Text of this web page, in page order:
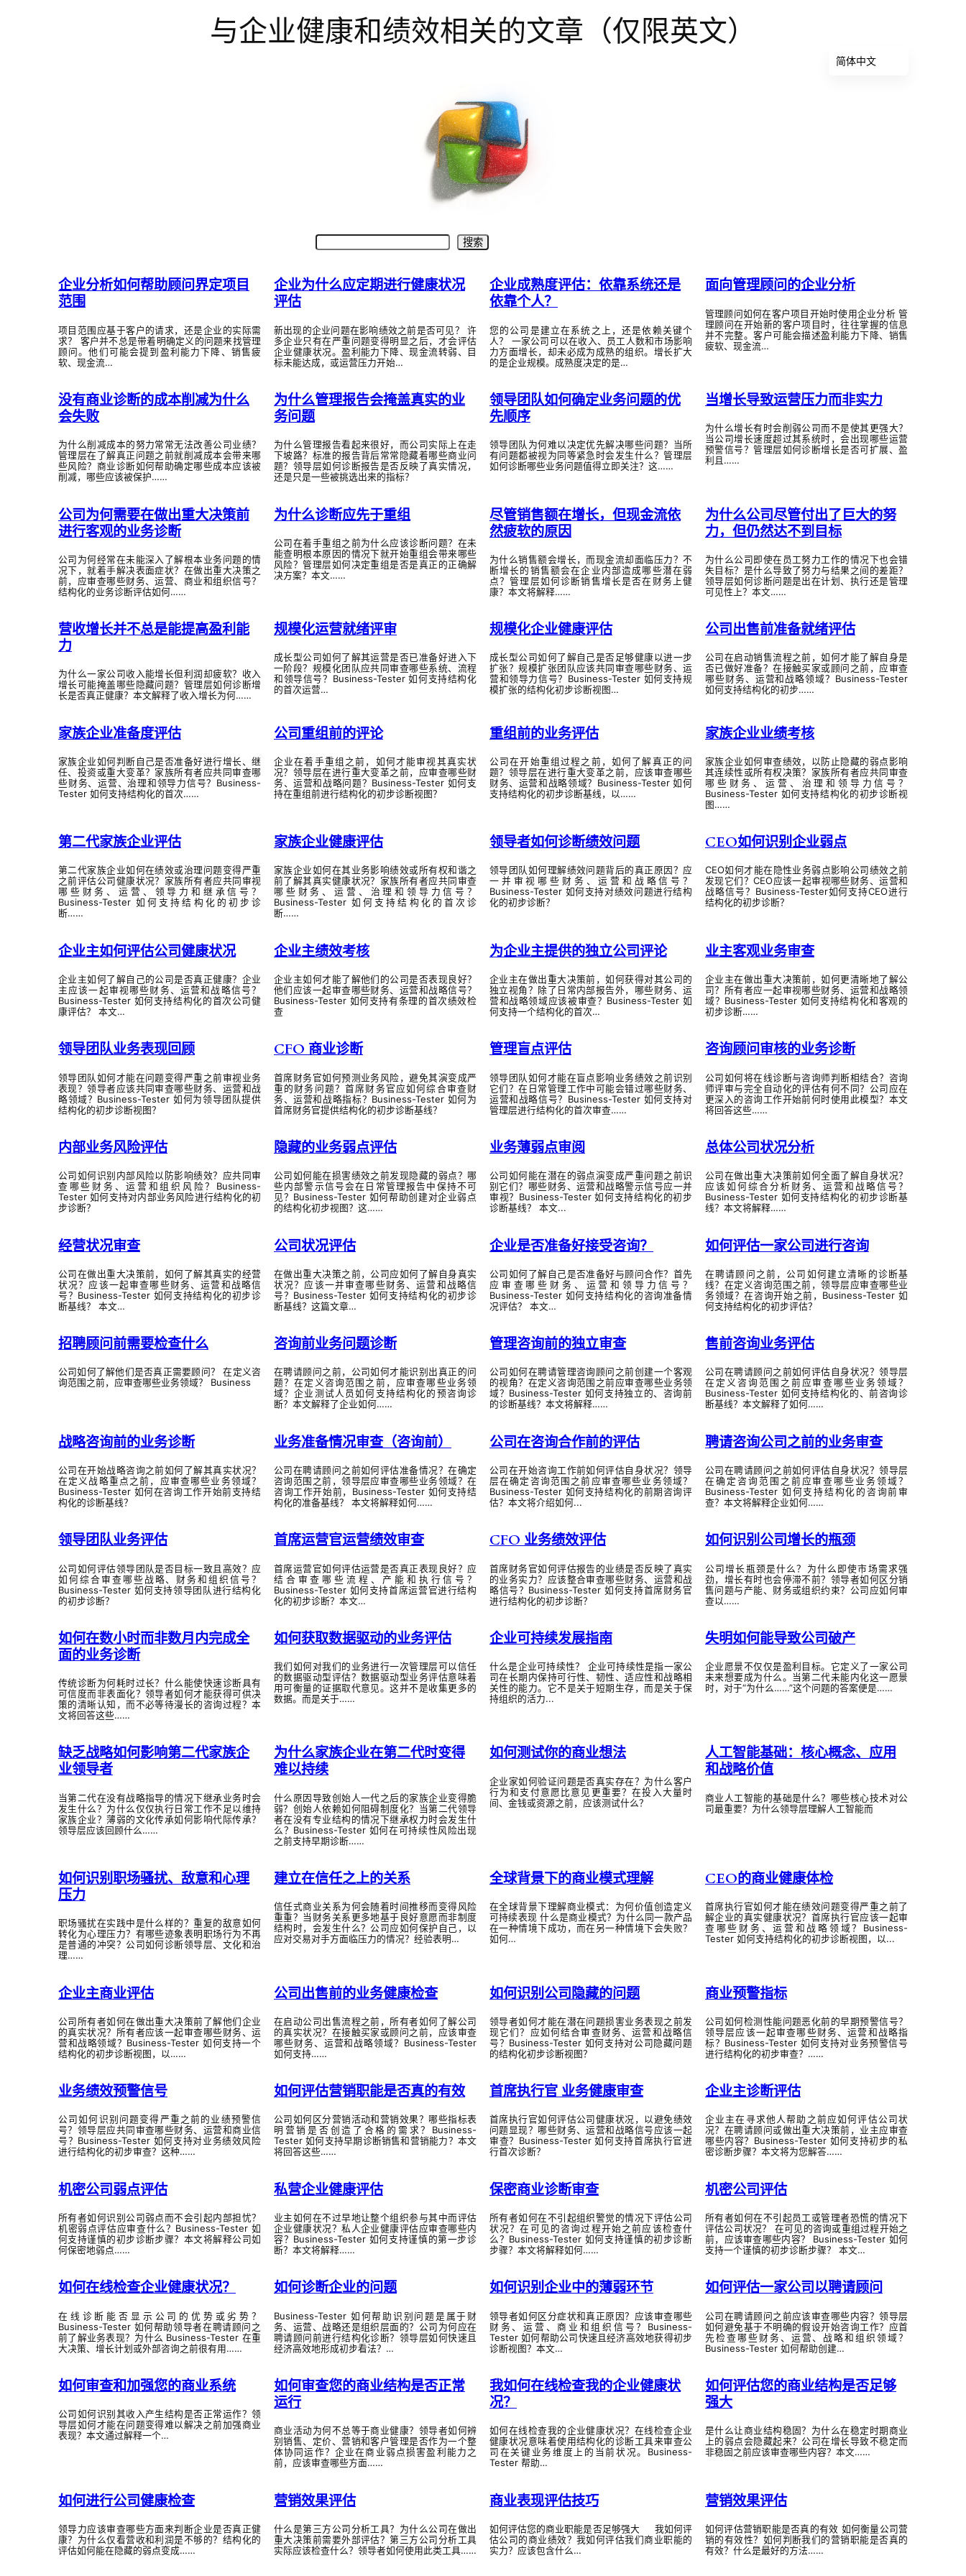
与企业健康和绩效相关的文章（仅限英文）
搜索
企业分析如何帮助顾问界定项目
范围
项目范围应基于客户的请求，还是企业的实际需
求？ 客户并不总是带着明确定义的问题来找管理
顾问。他们可能会提到盈利能力下降、销售疲
软、现金流…
企业为什么应定期进行健康状况
评估
新出现的企业问题在影响绩效之前是否可见？ 许
多企业只有在严重问题变得明显之后，才会评估
企业健康状况。盈利能力下降、现金流转弱、目
标未能达成，或运营压力开始…
企业成熟度评估：依靠系统还是
依靠个人？
您的公司是建立在系统之上，还是依赖关键个
人？ 一家公司可以在收入、员工人数和市场影响
力方面增长，却未必成为成熟的组织。增长扩大
的是企业规模。成熟度决定的是…
面向管理顾问的企业分析
管理顾问如何在客户项目开始时使用企业分析 管
理顾问在开始新的客户项目时，往往掌握的信息
并不完整。客户可能会描述盈利能力下降、销售
疲软、现金流…
没有商业诊断的成本削减为什么
会失败
为什么削减成本的努力常常无法改善公司业绩？
管理层在了解真正问题之前就削减成本会带来哪
些风险？商业诊断如何帮助确定哪些成本应该被
削减，哪些应该被保护……
为什么管理报告会掩盖真实的业
务问题
为什么管理报告看起来很好，而公司实际上在走
下坡路？标准的报告背后常常隐藏着哪些商业问
题？领导层如何诊断报告是否反映了真实情况，
还是只是一些被挑选出来的指标？
领导团队如何确定业务问题的优
先顺序
领导团队为何难以决定优先解决哪些问题？当所
有问题都被视为同等紧急时会发生什么？管理层
如何诊断哪些业务问题值得立即关注？这……
当增长导致运营压力而非实力
为什么增长有时会削弱公司而不是使其更强大？
当公司增长速度超过其系统时，会出现哪些运营
预警信号？管理层如何诊断增长是否可扩展、盈
利且……
公司为何需要在做出重大决策前
进行客观的业务诊断
公司为何经常在未能深入了解根本业务问题的情
况下，就着手解决表面症状？在做出重大决策之
前，应审查哪些财务、运营、商业和组织信号？
结构化的业务诊断评估如何……
为什么诊断应先于重组
公司在着手重组之前为什么应该诊断问题？在未
能查明根本原因的情况下就开始重组会带来哪些
风险？管理层如何决定重组是否是真正的正确解
决方案？本文……
尽管销售额在增长，但现金流依
然疲软的原因
为什么销售额会增长，而现金流却面临压力？不
断增长的销售额会在企业内部造成哪些潜在弱
点？管理层如何诊断销售增长是否在财务上健
康？本文将解释……
为什么公司尽管付出了巨大的努
力，但仍然达不到目标
为什么公司即使在员工努力工作的情况下也会错
失目标？是什么导致了努力与结果之间的差距？
领导层如何诊断问题是出在计划、执行还是管理
可见性上？本文……
营收增长并不总是能提高盈利能
力
为什么一家公司收入能增长但利润却疲软？收入
增长可能掩盖哪些隐藏问题？管理层如何诊断增
长是否真正健康？本文解释了收入增长为何……
规模化运营就绪评审
成长型公司如何了解其运营是否已准备好进入下
一阶段？规模化团队应共同审查哪些系统、流程
和领导信号？Business-Tester 如何支持结构化
的首次运营…
规模化企业健康评估
成长型公司如何了解自己是否足够健康以进一步
扩张？规模扩张团队应该共同审查哪些财务、运
营和领导力信号？Business-Tester 如何支持规
模扩张的结构化初步诊断视图…
公司出售前准备就绪评估
公司在启动销售流程之前，如何才能了解自身是
否已做好准备？在接触买家或顾问之前，应审查
哪些财务、运营和战略领域？Business-Tester
如何支持结构化的初步……
家族企业准备度评估
家族企业如何判断自己是否准备好进行增长、继
任、投资或重大变革？家族所有者应共同审查哪
些财务、运营、治理和领导力信号？Business-
Tester 如何支持结构化的首次……
公司重组前的评论
企业在着手重组之前，如何才能审视其真实状
况？领导层在进行重大变革之前，应审查哪些财
务、运营和战略问题？Business-Tester 如何支
持在重组前进行结构化的初步诊断视图？
重组前的业务评估
公司在开始重组过程之前，如何了解真正的问
题？领导层在进行重大变革之前，应该审查哪些
财务、运营和战略领域？Business-Tester 如何
支持结构化的初步诊断基线，以……
家族企业业绩考核
家族企业如何审查绩效，以防止隐藏的弱点影响
其连续性或所有权决策？家族所有者应共同审查
哪些财务、运营、治理和领导力信号？
Business-Tester 如何支持结构化的初步诊断视
图……
第二代家族企业评估
第二代家族企业如何在绩效或治理问题变得严重
之前评估公司健康状况？家族所有者应共同审视
哪些财务、运营、领导力和继承信号？
Business-Tester 如何支持结构化的初步诊
断……
家族企业健康评估
家族企业如何在其业务影响绩效或所有权和谐之
前了解其真实健康状况？家族所有者应共同审查
哪些财务、运营、治理和领导力信号？
Business-Tester 如何支持结构化的首次诊
断……
领导者如何诊断绩效问题
领导团队如何理解绩效问题背后的真正原因？应
一并审视哪些财务、运营和战略信号？
Business-Tester 如何支持对绩效问题进行结构
化的初步诊断？
CEO如何识别企业弱点
CEO如何才能在隐性业务弱点影响公司绩效之前
发现它们？CEO应该一起审视哪些财务、运营和
战略信号？Business-Tester如何支持CEO进行
结构化的初步诊断？
企业主如何评估公司健康状况
企业主如何了解自己的公司是否真正健康？企业
主应该一起审视哪些财务、运营和战略信号？
Business-Tester 如何支持结构化的首次公司健
康评估？ 本文…
企业主绩效考核
企业主如何才能了解他们的公司是否表现良好？
他们应该一起审查哪些财务、运营和战略信号？
Business-Tester 如何支持有条理的首次绩效检
查
为企业主提供的独立公司评论
企业主在做出重大决策前，如何获得对其公司的
独立视角？除了日常内部报告外，哪些财务、运
营和战略领域应该被审查？Business-Tester 如
何支持一个结构化的首次…
业主客观业务审查
企业主在做出重大决策前，如何更清晰地了解公
司？所有者应一起审视哪些财务、运营和战略领
域？Business-Tester 如何支持结构化和客观的
初步诊断……
领导团队业务表现回顾
领导团队如何才能在问题变得严重之前审视业务
表现？领导者应该共同审查哪些财务、运营和战
略领域？Business-Tester 如何为领导团队提供
结构化的初步诊断视图？
CFO 商业诊断
首席财务官如何预测业务风险，避免其演变成严
重的财务问题？首席财务官应如何综合审查财
务、运营和战略指标？Business-Tester 如何为
首席财务官提供结构化的初步诊断基线？
管理盲点评估
领导团队如何才能在盲点影响业务绩效之前识别
它们？在日常管理工作中可能会错过哪些财务、
运营和战略信号？Business-Tester 如何支持对
管理层进行结构化的首次审查……
咨询顾问审核的业务诊断
公司如何将在线诊断与咨询师判断相结合？咨询
师评审与完全自动化的评估有何不同？公司应在
更深入的咨询工作开始前何时使用此模型？本文
将回答这些……
内部业务风险评估
公司如何识别内部风险以防影响绩效？应共同审
查哪些财务、运营和组织风险？Business-
Tester 如何支持对内部业务风险进行结构化的初
步诊断？
隐藏的业务弱点评估
公司如何能在损害绩效之前发现隐藏的弱点？哪
些内部警示信号会在日常管理报告中保持不可
见？Business-Tester 如何帮助创建对企业弱点
的结构化初步视图？这……
业务薄弱点审阅
公司如何能在潜在的弱点演变成严重问题之前识
别它们？哪些财务、运营和战略警示信号应一并
审视？Business-Tester 如何支持结构化的初步
诊断基线？ 本文...
总体公司状况分析
公司在做出重大决策前如何全面了解自身状况？
应该如何综合分析财务、运营和战略信号？
Business-Tester 如何支持结构化的初步诊断基
线？本文将解释……
经营状况审查
公司在做出重大决策前，如何了解其真实的经营
状况？应该一起审查哪些财务、运营和战略信
号？Business-Tester 如何支持结构化的初步诊
断基线？ 本文…
公司状况评估
在做出重大决策之前，公司应如何了解自身真实
状况？应该一并审查哪些财务、运营和战略信
号？Business-Tester 如何支持结构化的初步诊
断基线？这篇文章…
企业是否准备好接受咨询？
公司如何了解自己是否准备好与顾问合作？首先
应审查哪些财务、运营和领导力信号？
Business-Tester 如何支持结构化的咨询准备情
况评估？ 本文…
如何评估一家公司进行咨询
在聘请顾问之前，公司如何建立清晰的诊断基
线？在定义咨询范围之前，领导层应审查哪些业
务领域？在咨询开始之前，Business-Tester 如
何支持结构化的初步评估？
招聘顾问前需要检查什么
公司如何了解他们是否真正需要顾问？ 在定义咨
询范围之前，应审查哪些业务领域？ Business
咨询前业务问题诊断
在聘请顾问之前，公司如何才能识别出真正的问
题？在定义咨询范围之前，应审查哪些业务领
域？企业测试人员如何支持结构化的预咨询诊
断？本文解释了企业如何……
管理咨询前的独立审查
公司如何在聘请管理咨询顾问之前创建一个客观
的视角？在定义咨询范围之前应审查哪些业务领
域？Business-Tester 如何支持独立的、咨询前
的诊断基线？本文将解释……
售前咨询业务评估
公司在聘请顾问之前如何评估自身状况？领导层
在定义咨询范围之前应审查哪些业务领域？
Business-Tester 如何支持结构化的、前咨询诊
断基线？本文解释了如何……
战略咨询前的业务诊断
公司在开始战略咨询之前如何了解其真实状况？
在定义战略重点之前，应审查哪些业务领域？
Business-Tester 如何在咨询工作开始前支持结
构化的诊断基线？
业务准备情况审查（咨询前）
公司在聘请顾问之前如何评估准备情况？在确定
咨询范围之前，领导层应审查哪些业务领域？在
咨询工作开始前，Business-Tester 如何支持结
构化的准备基线？ 本文将解释如何……
公司在咨询合作前的评估
公司在开始咨询工作前如何评估自身状况？领导
层在确定咨询范围之前应审查哪些业务领域？
Business-Tester 如何支持结构化的前期咨询评
估？本文将介绍如何...
聘请咨询公司之前的业务审查
公司在聘请顾问之前如何评估自身状况？领导层
在确定咨询范围之前应审查哪些业务领域？
Business-Tester 如何支持结构化的咨询前审
查？本文将解释企业如何……
领导团队业务评估
公司如何评估领导团队是否目标一致且高效？应
如何综合审查哪些战略、财务和组织信号？
Business-Tester 如何支持领导团队进行结构化
的初步诊断？
首席运营官运营绩效审查
首席运营官如何评估运营是否真正表现良好？应
结合审查哪些流程、产能和执行信号？
Business-Tester 如何支持首席运营官进行结构
化的初步诊断？本文…
CFO 业务绩效评估
首席财务官如何评估报告的业绩是否反映了真实
的业务实力？应该整合审查哪些财务、运营和战
略信号？Business-Tester 如何支持首席财务官
进行结构化的初步诊断？
如何识别公司增长的瓶颈
公司增长瓶颈是什么？为什么即使市场需求强
劲，增长有时也会停滞不前？领导者如何区分销
售问题与产能、财务或组织约束？公司应如何审
查以……
如何在数小时而非数月内完成全
面的业务诊断
传统诊断为何耗时过长？什么能使快速诊断具有
可信度而非表面化？领导者如何才能获得可供决
策的清晰认知，而不必等待漫长的咨询过程？本
文将回答这些……
如何获取数据驱动的业务评估
我们如何对我们的业务进行一次管理层可以信任
的数据驱动型评估？数据驱动型业务评估意味着
用可衡量的证据取代意见。这并不是收集更多的
数据。而是关于……
企业可持续发展指南
什么是企业可持续性？ 企业可持续性是指一家公
司在长期内保持可行性、韧性、适应性和战略相
关性的能力。它不是关于短期生存，而是关于保
持组织的活力...
失明如何能导致公司破产
企业愿景不仅仅是盈利目标。它定义了一家公司
未来想要成为什么。当第二代未能内化这一愿景
时，对于“为什么……”这个问题的答案便是……
缺乏战略如何影响第二代家族企
业领导者
当第二代在没有战略指导的情况下继承业务时会
发生什么？为什么仅仅执行日常工作不足以维持
家族企业？薄弱的文化传承如何影响代际传承？
领导层应该回顾什么……
为什么家族企业在第二代时变得
难以持续
什么原因导致创始人一代之后的家族企业变得脆
弱？创始人依赖如何阻碍制度化？当第二代领导
者在没有专业结构的情况下继承权力时会发生什
么？Business-Tester 如何在可持续性风险出现
之前支持早期诊断……
如何测试你的商业想法
企业家如何验证问题是否真实存在？为什么客户
行为和支付意愿比意见更重要？在投入大量时
间、金钱或资源之前，应该测试什么？
人工智能基础：核心概念、应用
和战略价值
商业人工智能的基础是什么？哪些核心技术对公
司最重要？为什么领导层理解人工智能而
如何识别职场骚扰、敌意和心理
压力
职场骚扰在实践中是什么样的？重复的敌意如何
转化为心理压力？有哪些迹象表明职场行为不再
是普通的冲突？公司如何诊断领导层、文化和治
理……
建立在信任之上的关系
信任式商业关系为何会随着时间推移而变得风险
重重？当财务关系更多地基于良好意愿而非制度
结构时，会发生什么？公司应如何保护自己，以
应对交易对手方面临压力的情况？经验表明…
全球背景下的商业模式理解
在全球背景下理解商业模式：为何价值创造定义
可持续表现 什么是商业模式？为什么同一款产品
在一种情境下成功，而在另一种情境下会失败？
如何…
CEO的商业健康体检
首席执行官如何才能在绩效问题变得严重之前了
解企业的真实健康状况？首席执行官应该一起审
查哪些财务、运营和战略领域？Business-
Tester 如何支持结构化的初步诊断视图，以...
企业主商业评估
公司所有者如何在做出重大决策前了解他们企业
的真实状况？所有者应该一起审查哪些财务、运
营和战略领域？Business-Tester 如何支持一个
结构化的初步诊断视图，以……
公司出售前的业务健康检查
在启动公司出售流程之前，所有者如何了解公司
的真实状况？在接触买家或顾问之前，应该审查
哪些财务、运营和战略领域？Business-Tester
如何支持……
如何识别公司隐藏的问题
领导者如何才能在潜在问题损害业务表现之前发
现它们？应如何结合审查财务、运营和战略信
号？Business-Tester 如何支持对公司隐藏问题
的结构化初步诊断视图？
商业预警指标
公司如何检测性能问题恶化前的早期预警信号？
领导层应该一起审查哪些财务、运营和战略指
标？Business-Tester 如何支持对业务预警信号
进行结构化的初步审查？……
业务绩效预警信号
公司如何识别问题变得严重之前的业绩预警信
号？领导层应共同审查哪些财务、运营和商业信
号？Business-Tester 如何支持对业务绩效风险
进行结构化的初步审查？这种……
如何评估营销职能是否真的有效
公司如何区分营销活动和营销效果？哪些指标表
明营销是否创造了合格的需求？Business-
Tester 如何支持早期诊断销售和营销能力？本文
将回答这些……
首席执行官 业务健康审查
首席执行官如何评估公司健康状况，以避免绩效
问题显现？哪些财务、运营和战略信号应该一起
审查？Business-Tester 如何支持首席执行官进
行首次诊断？
企业主诊断评估
企业主在寻求他人帮助之前应如何评估公司状
况？在聘请顾问或做出重大决策前，业主应审查
哪些内容？Business-Tester 如何支持初步的私
密诊断步骤？本文将为您解答……
机密公司弱点评估
所有者如何识别公司弱点而不会引起内部担忧？
机密弱点评估应审查什么？Business-Tester 如
何支持谨慎的初步诊断步骤？本文将解释公司如
何保密地弱点……
私营企业健康评估
业主如何在不过早地让整个组织参与其中而评估
企业健康状况？私人企业健康评估应审查哪些内
容？Business-Tester 如何支持谨慎的第一步诊
断？本文将解释……
保密商业诊断审查
所有者如何在不引起组织警觉的情况下评估公司
状况？在可见的咨询过程开始之前应该检查什
么？Business-Tester 如何支持谨慎的初步诊断
步骤？本文将解释如何……
机密公司评估
所有者如何在不引起员工或管理者恐慌的情况下
评估公司状况？ 在可见的咨询或重组过程开始之
前，应该审查哪些内容？ Business-Tester 如何
支持一个谨慎的初步诊断步骤？ 本文…
如何在线检查企业健康状况？
在线诊断能否显示公司的优势或劣势？
Business-Tester 如何帮助领导者在聘请顾问之
前了解业务表现？为什么 Business-Tester 在重
大决策、增长计划或外部咨询之前很有用……
如何诊断企业的问题
Business-Tester 如何帮助识别问题是属于财
务、运营、战略还是组织层面的？公司为何应在
聘请顾问前进行结构化诊断？领导层如何快速且
经济高效地形成初步看法？…
如何识别企业中的薄弱环节
领导者如何区分症状和真正原因？应该审查哪些
财务、运营、商业和组织信号？Business-
Tester 如何帮助公司快速且经济高效地获得初步
诊断视图？本文…
如何评估一家公司以聘请顾问
公司在聘请顾问之前应该审查哪些内容？领导层
如何避免基于不明确的假设开始咨询工作？应首
先检查哪些财务、运营、战略和组织领域？
Business-Tester 如何帮助创建…
如何审查和加强您的商业系统
公司如何识别其收入产生结构是否正常运作？领
导层如何才能在问题变得难以解决之前加强商业
表现？本文通过解释一个…
如何审查您的商业结构是否正常
运行
商业活动为何不总等于商业健康？领导者如何辨
别销售、定价、营销和客户管理是否作为一个整
体协同运作？企业在商业弱点损害盈利能力之
前，应该审查哪些方面……
我如何在线检查我的企业健康状
况？
如何在线检查我的企业健康状况？在线检查企业
健康状况意味着使用结构化的诊断工具来审查公
司在关键业务维度上的当前状况。Business-
Tester 帮助…
如何评估您的商业结构是否足够
强大
是什么让商业结构稳固？为什么在稳定时期商业
上的弱点会隐藏起来？公司在增长导致不稳定而
非稳固之前应该审查哪些内容？本文……
如何进行公司健康检查
领导力应该审查哪些方面来判断企业是否真正健
康？为什么仅看营收和利润是不够的？结构化的
评估如何能在隐藏的弱点变成……
营销效果评估
什么是第三方公司分析工具？为什么公司在做出
重大决策前需要外部评估？第三方公司分析工具
实际应该检查什么？领导者如何使用此类工具……
商业表现评估技巧
如何评估您的商业职能是否足够强大 我如何评
估公司的商业绩效？我如何评估我们商业职能的
实力？应该包含什么…
营销效果评估
如何评估营销职能是否真的有效 如何衡量公司营
销的有效性？如何判断我们的营销职能是否真的
有效？什么是最好的方法……
简体中文